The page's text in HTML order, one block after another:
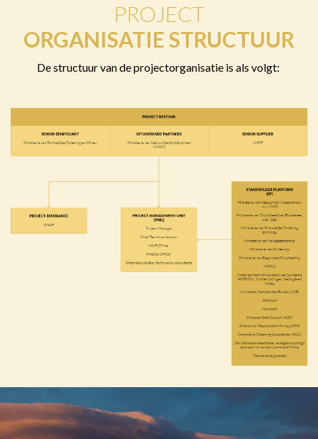
PROJECT
ORGANISATIE STRUCTUUR
De structuur van de projectorganisatie is als volgt: